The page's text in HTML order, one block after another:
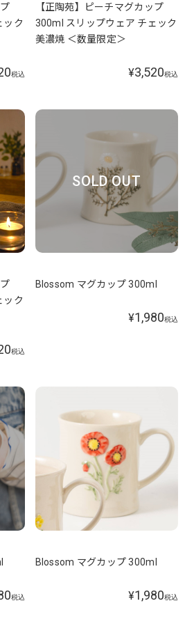
ック
税込
【正陶苑】ピーチマグカップ
300ml スリップウェア チェック
美濃焼 ＜数量限定＞
¥3,520税込
ック
税込
SOLD OUT
Blossom マグカップ 300ml
¥1,980税込
税込
Blossom マグカップ 300ml
¥1,980税込